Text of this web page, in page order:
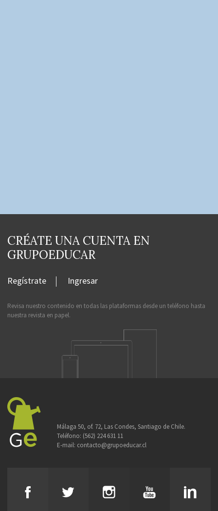
CRÉATE UNA CUENTA EN
GRUPOEDUCAR
Regístrate Ingresar
Revisa nuestro contenido en todas las plataformas desde un teléfono hasta
nuestra revista en papel.
Málaga 50, of. 72, Las Condes, Santiago de Chile.
Teléfono: (562) 224 631 11
E-mail: contacto@grupoeducar.cl